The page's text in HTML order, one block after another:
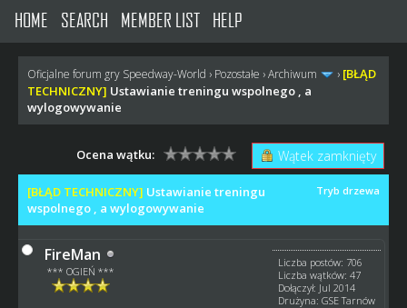
HOME SEARCH MEMBER LIST HELP
Oficjalne forum gry Speedway-World › Pozostałe ›Archiwum › [BŁĄD
TECHNICZNY] Ustawianie treningu wspolnego , a
wylogowywanie
Wątek zamknięty
Ocena wątku:
Tryb drzewa
[BŁĄD TECHNICZNY] Ustawianie treningu
wspolnego , a wylogowywanie
FireMan
*** OGIEŃ ***
Liczba postów: 706
Liczba wątków: 47
Dołączył: Jul 2014
Drużyna: GSE Tarnów